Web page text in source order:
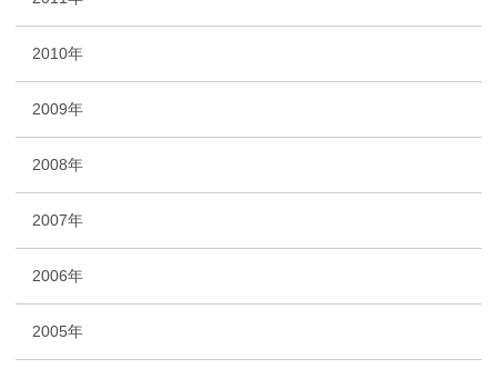
2010年
2009年
2008年
2007年
2006年
2005年